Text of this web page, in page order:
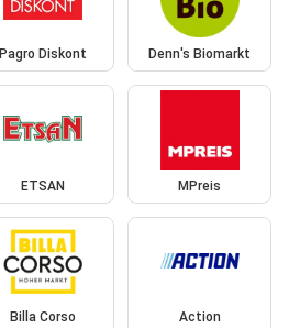
Pagro Diskont Denn's Biomarkt
ETSAN MPreis
Billa Corso Action